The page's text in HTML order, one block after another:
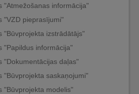
"Atmežošanas informācija"
"VZD pieprasījumi"
"Būvprojekta izstrādātājs"
"Papildus informācija"
"Dokumentācijas daļas"
"Būvprojekta saskaņojumi"
"Būvprojekta modelis"